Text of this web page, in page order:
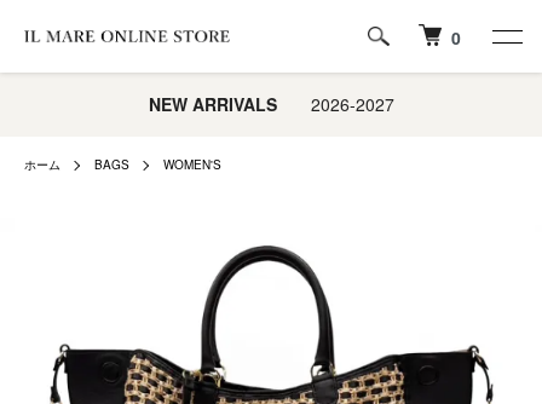
0
NEW ARRIVALS2026-2027
ホーム BAGS WOMEN'S